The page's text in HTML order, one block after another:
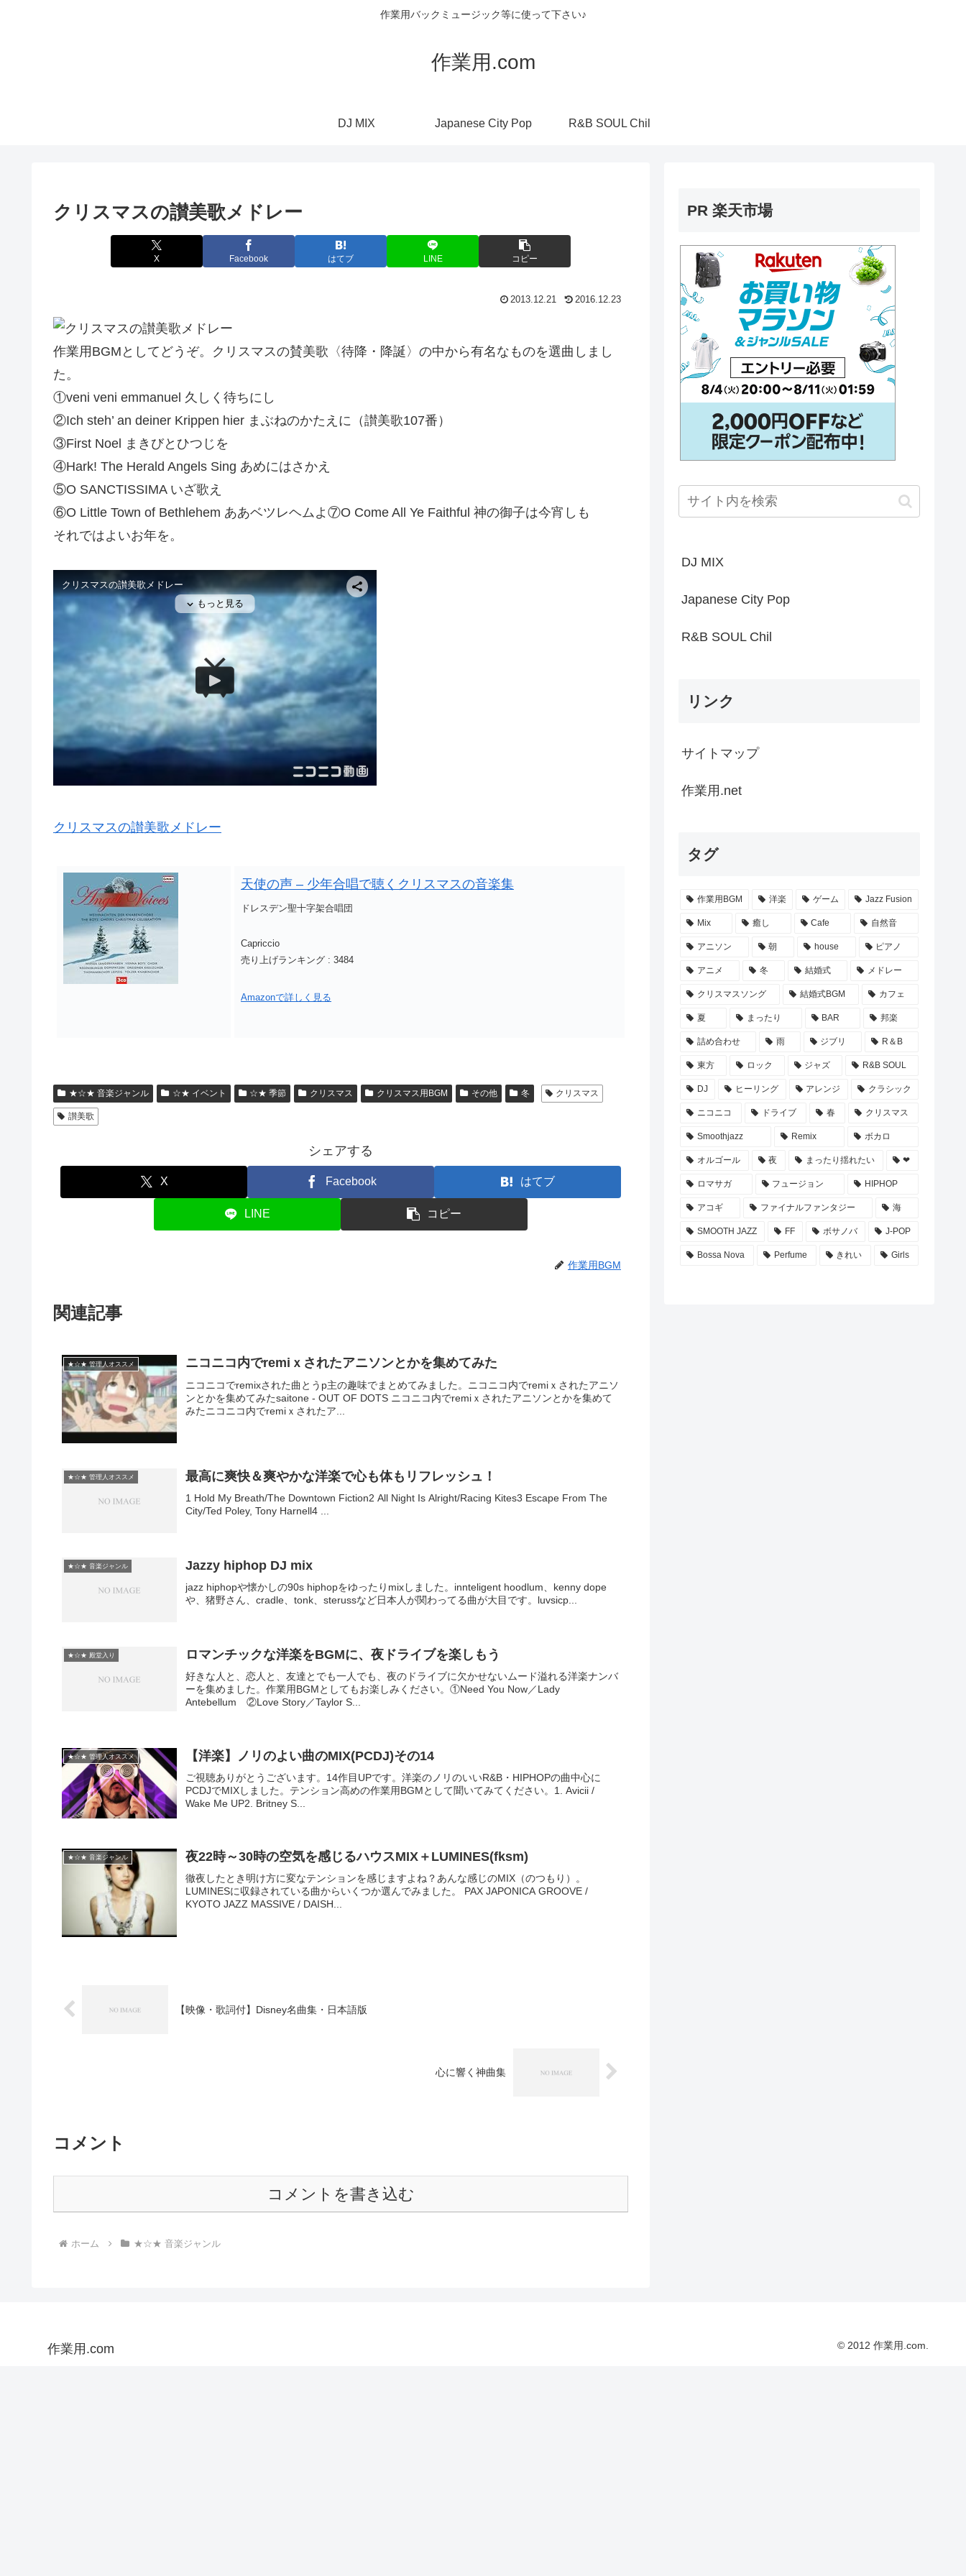
作業用バックミュージック等に使って下さい♪
作業用.com
DJ MIX Japanese City Pop R&B SOUL Chil
クリスマスの讃美歌メドレー
X Facebook はてブ LINE コピー
2013.12.21 2016.12.23
作業用BGMとしてどうぞ。クリスマスの賛美歌〈待降・降誕〉の中から有名なものを選曲しまし
た。
①veni veni emmanuel 久しく待ちにし
②Ich steh’ an deiner Krippen hier まぶねのかたえに（讃美歌107番）
③First Noel まきびとひつじを
④Hark! The Herald Angels Sing あめにはさかえ
⑤O SANCTISSIMA いざ歌え
⑥O Little Town of Bethlehem ああベツレヘムよ⑦O Come All Ye Faithful 神の御子は今宵しも
それではよいお年を。
クリスマスの讃美歌メドレー
天使の声 – 少年合唱で聴くクリスマスの音楽集
ドレスデン聖十字架合唱団
Capriccio
売り上げランキング : 3484
Amazonで詳しく見る
★☆★ 音楽ジャンル ☆★ イベント ☆★ 季節 クリスマス クリスマス用BGM その他 冬 クリスマス
讃美歌
シェアする
X Facebook はてブ
LINE コピー
作業用BGM
関連記事
★☆★ 管理人オススメ ニコニコ内でremiｘされたアニソンとかを集めてみた
ニコニコでremixされた曲とうp主の趣味でまとめてみました。ニコニコ内でremiｘされたアニソ
ンとかを集めてみたsaitone - OUT OF DOTS ニコニコ内でremiｘされたアニソンとかを集めて
みたニコニコ内でremiｘされたア...
★☆★ 管理人オススメ 最高に爽快＆爽やかな洋楽で心も体もリフレッシュ！
1 Hold My Breath/The Downtown Fiction2 All Night Is Alright/Racing Kites3 Escape From The
City/Ted Poley, Tony Harnell4 ...
★☆★ 音楽ジャンル Jazzy hiphop DJ mix
jazz hiphopや懐かしの90s hiphopをゆったりmixしました。innteligent hoodlum、kenny dope
や、猪野さん、cradle、tonk、sterussなど日本人が関わってる曲が大目です。luvsicp...
★☆★ 殿堂入り ロマンチックな洋楽をBGMに、夜ドライブを楽しもう
好きな人と、恋人と、友達とでも一人でも、夜のドライブに欠かせないムード溢れる洋楽ナンバ
ーを集めました。作業用BGMとしてもお楽しみください。①Need You Now／Lady
Antebellum ②Love Story／Taylor S...
★☆★ 管理人オススメ 【洋楽】ノリのよい曲のMIX(PCDJ)その14
ご視聴ありがとうございます。14作目UPです。洋楽のノリのいいR&B・HIPHOPの曲中心に
PCDJでMIXしました。テンション高めの作業用BGMとして聞いてみてください。1. Avicii /
Wake Me UP2. Britney S...
★☆★ 音楽ジャンル 夜22時～30時の空気を感じるハウスMIX＋LUMINES(fksm)
徹夜したとき明け方に変なテンションを感じますよね？あんな感じのMIX（のつもり）。
LUMINESに収録されている曲からいくつか選んでみました。 PAX JAPONICA GROOVE /
KYOTO JAZZ MASSIVE / DAISH...
【映像・歌詞付】Disney名曲集・日本語版
心に響く神曲集
コメント
コメントを書き込む
ホーム ★☆★ 音楽ジャンル
PR 楽天市場
DJ MIX
Japanese City Pop
R&B SOUL Chil
リンク
サイトマップ
作業用.net
タグ
作業用BGM 洋楽 ゲーム Jazz Fusion
Mix 癒し Cafe 自然音
アニソン 朝 house ピアノ
アニメ 冬 結婚式 メドレー
クリスマスソング 結婚式BGM カフェ
夏 まったり BAR 邦楽
詰め合わせ 雨 ジブリ R＆B
東方 ロック ジャズ R&B SOUL
DJ ヒーリング アレンジ クラシック
ニコニコ ドライブ 春 クリスマス
Smoothjazz Remix ボカロ
オルゴール 夜 まったり揺れたい ❤
ロマサガ フュージョン HIPHOP
アコギ ファイナルファンタジー 海
SMOOTH JAZZ FF ボサノバ J-POP
Bossa Nova Perfume きれい Girls
作業用.com © 2012 作業用.com.